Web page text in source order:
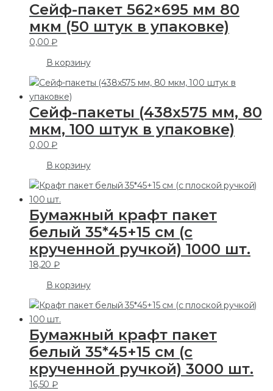
Cейф-пакет 562×695 мм 80
мкм (50 штук в упаковке)
0,00₽
В корзину
Cейф-пакеты (438х575 мм, 80
мкм, 100 штук в упаковке)
0,00₽
В корзину
Бумажный крафт пакет
белый 35*45+15 см (с
крученной ручкой) 1000 шт.
18,20₽
В корзину
Бумажный крафт пакет
белый 35*45+15 см (с
крученной ручкой) 3000 шт.
16,50₽